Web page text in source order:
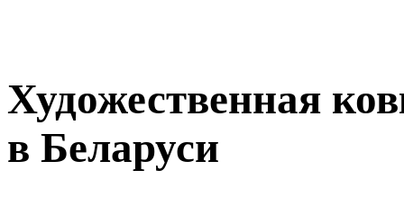
Художественная
в Беларуси